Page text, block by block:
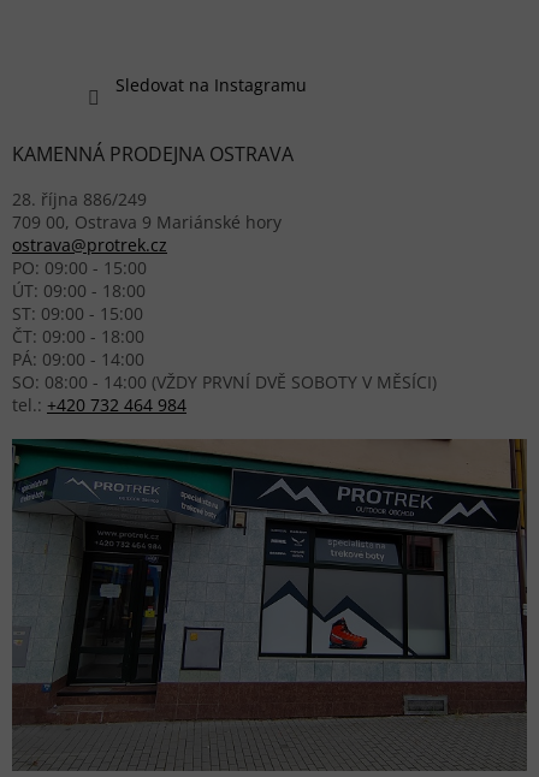
Sledovat na Instagramu
KAMENNÁ PRODEJNA OSTRAVA
28. října 886/249
709 00, Ostrava 9 Mariánské hory
ostrava@protrek.cz
PO: 09:00 - 15:00
ÚT: 09:00 - 18:00
ST: 09:00 - 15:00
ČT: 09:00 - 18:00
PÁ: 09:00 - 14:00
SO: 08:00 - 14:00 (VŽDY PRVNÍ DVĚ SOBOTY V MĚSÍCI)
tel.: +420 732 464 984